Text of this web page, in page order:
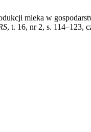
mleka w
, t. 16, nr 2, s. 114–123,